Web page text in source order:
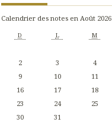
Calendrier des notes en Août 2026
D L M
2
3 4
9
10 11
16
17 18
23
24 25
30
31